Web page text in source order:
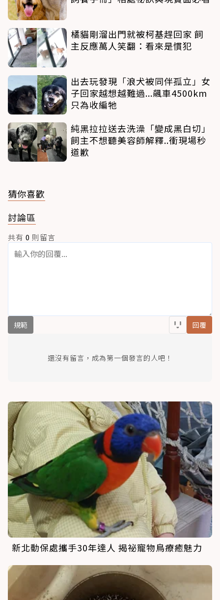
橘貓剛溜出門就被柯基趕回家 飼
主反應萬人笑翻：看來是慣犯
出去玩發現「浪犬被同伴孤立」女
子回家越想越難過...飆車4500km
只為收編牠
純黑拉拉送去洗澡「變成黑白切」
飼主不想聽美容師解釋..衝現場秒
道歉
猜你喜歡
討論區
共有 0 則留言
規範 回覆
還沒有留言，成為第一個發言的人吧！
新北動保處攜手30年達人 揭祕寵物鳥療癒魅力